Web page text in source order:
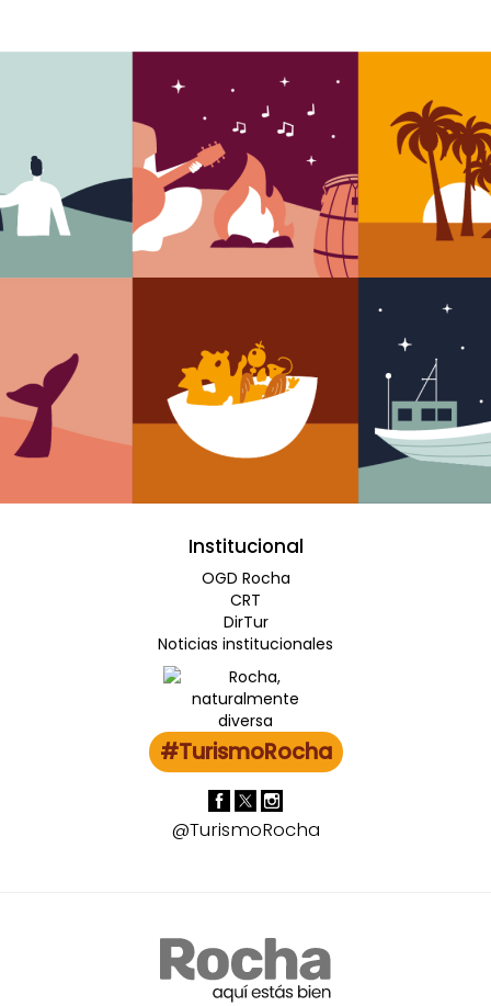
Institucional
OGD Rocha
CRT
DirTur
Noticias institucionales
#TurismoRocha
@TurismoRocha